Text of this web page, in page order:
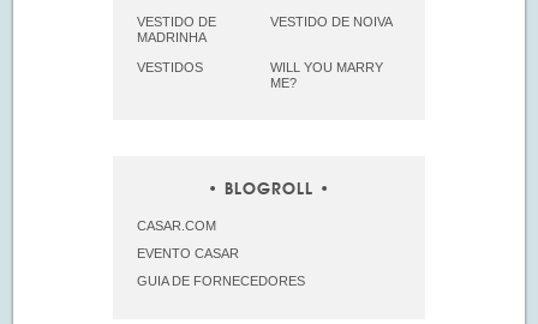
VESTIDO DE
MADRINHA
VESTIDO DE NOIVA
VESTIDOS
WILL YOU MARRY
ME?
BLOGROLL
CASAR.COM
EVENTO CASAR
GUIA DE FORNECEDORES